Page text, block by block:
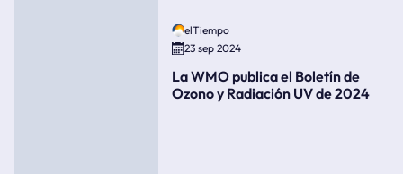
elTiempo
23 sep 2024
La WMO publica el Boletín de
Ozono y Radiación UV de 2024